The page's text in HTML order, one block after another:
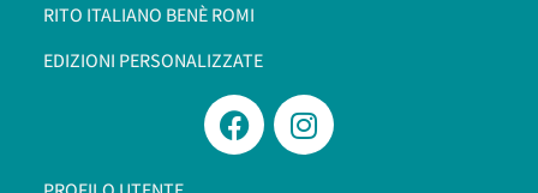
RITO ITALIANO BENÈ ROMI​
EDIZIONI PERSONALIZZATE